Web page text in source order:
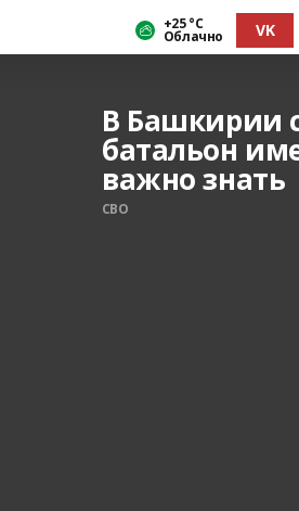
+25 °С
Облачно VK
В Башкирии
батальон
важно знать
СВО